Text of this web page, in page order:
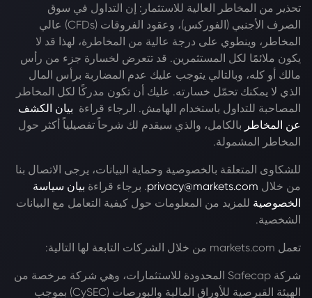
تحذير من المخاطر العالية للاستثمار: إن التداول في سوق
الصرف الأجنبي (الفوركس)، وعقود الفروقات (CFDs) عالي
المخاطر، وينطوي على درجة عالية من المخاطرة، لهذا قد لا
يكون ملائمًا لكل المستثمرين. قد تتعرض لخسارة جزء من رأس
مالك أو كله، وبالتالي يتوجب عليك عدم المضاربة برأس المال
الذي لا يمكنك تحمّل خسارته. عليك أن تكون مدركًا لكل المخاطر
المصاحبة للتداول باستخدام الهامش. الرجاء قراءة بيان الكشف
عن المخاطر بالكامل، والذي سيقدم لك شرحاً تفصيلياً أكثر حول
المخاطر المشمولة.
للشكاوى المتعلقة بالخصوصية وحماية البيانات، يرجى الاتصال بنا
من خلال privacy@markets.com. برجاء قراءة بيان سياسة
الخصوصية للمزيد من المعلومات حول كيفية التعامل مع البيانات
الشخصية.
تعمل markets.com من خلال الشركات التابعة لها التالية:
شركة Safecap المحدودة للاستثمارات، وهي شركة مرخصة من
الهيئة القبرصية للأوراق المالية والبورصات (CySEC) بموجب